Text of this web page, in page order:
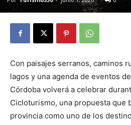
Con paisajes serranos, caminos
lagos y una agenda de eventos
Córdoba volverá a celebrar
Cicloturismo, una propuesta que
provincia como uno de los